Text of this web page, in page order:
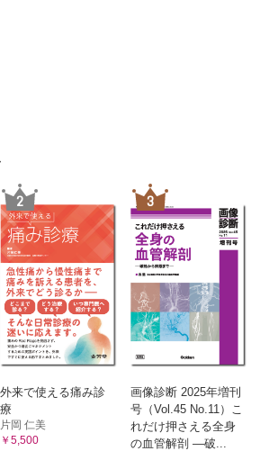
2
外来で使える痛み診
療
片岡 仁美
￥5,500
3
画像診断 2025年増刊
号（Vol.45 No.11）こ
れだけ押さえる全身
の血管解剖 ―破...